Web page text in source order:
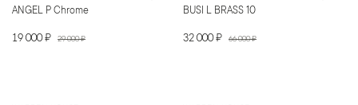
ANGEL P Chrome
19 000 ₽ 29 000 ₽
BUSI L BRASS 10
32 000 ₽ 66 000 ₽